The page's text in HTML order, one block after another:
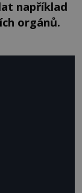
například
orgánů.